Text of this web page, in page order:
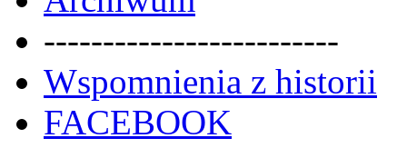
-------------------------
Wspomnienia z historii
FACEBOOK